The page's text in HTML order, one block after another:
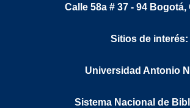
Calle 58a # 37 - 94
Sitios de interés:
Universidad Antonio
Sistema Nacional de